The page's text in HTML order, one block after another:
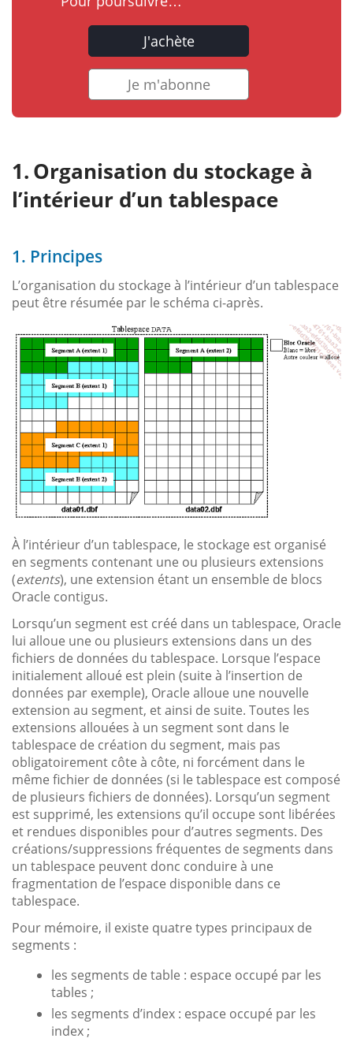
J'achète
Je m'abonne
Organisation du stockage à
l’intérieur d’un tablespace
1. Principes
L’organisation du stockage à l’intérieur d’un tablespace
peut être résumée par le schéma ci-après.
À l’intérieur d’un tablespace, le stockage est organisé
en segments contenant une ou plusieurs extensions
(extents), une extension étant un ensemble de blocs
Oracle contigus.
Lorsqu’un segment est créé dans un tablespace, Oracle
lui alloue une ou plusieurs extensions dans un des
fichiers de données du tablespace. Lorsque l’espace
initialement alloué est plein (suite à l’insertion de
données par exemple), Oracle alloue une nouvelle
extension au segment, et ainsi de suite. Toutes les
extensions allouées à un segment sont dans le
tablespace de création du segment, mais pas
obligatoirement côte à côte, ni forcément dans le
même fichier de données (si le tablespace est composé
de plusieurs fichiers de données). Lorsqu’un segment
est supprimé, les extensions qu’il occupe sont libérées
et rendues disponibles pour d’autres segments. Des
créations/suppressions fréquentes de segments dans
un tablespace peuvent donc conduire à une
fragmentation de l’espace disponible dans ce
tablespace.
Pour mémoire, il existe quatre types principaux de
segments :
les segments de table : espace occupé par les
tables ;
les segments d’index : espace occupé par les
index ;